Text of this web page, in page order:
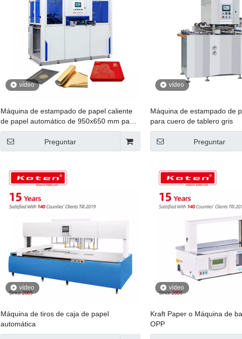
vídeo
Máquina de estampado de papel caliente
de papel automático de 950x650 mm para
embalaje de caja JXZC-95
Preguntar
vídeo
Máquina de estampado de
para cuero de tablero gris
Preguntar
vídeo
Máquina de tiros de caja de papel
automática
vídeo
Kraft Paper o Máquina de
OPP